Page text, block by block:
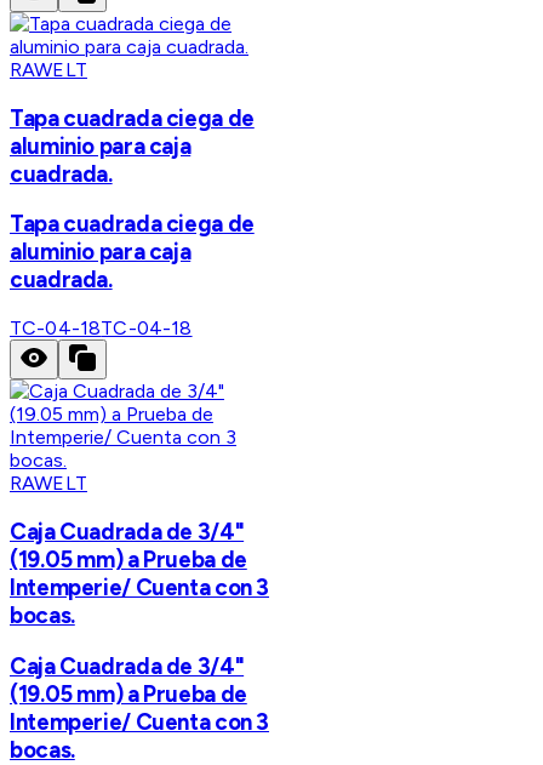
RAWELT
Tapa cuadrada ciega de
aluminio para caja
cuadrada.
Tapa cuadrada ciega de
aluminio para caja
cuadrada.
TC-04-18TC-04-18
RAWELT
Caja Cuadrada de 3/4"
(19.05 mm) a Prueba de
Intemperie/ Cuenta con 3
bocas.
Caja Cuadrada de 3/4"
(19.05 mm) a Prueba de
Intemperie/ Cuenta con 3
bocas.